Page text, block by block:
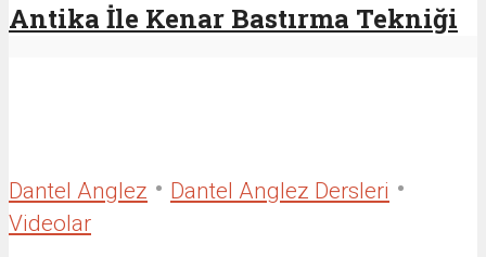
Antika İle Kenar Bastırma Tekniği
Dantel Anglez • Dantel Anglez Dersleri •
Videolar